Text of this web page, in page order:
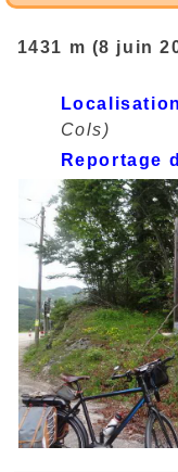
1431 m (8 juin
Cols)
Reportage